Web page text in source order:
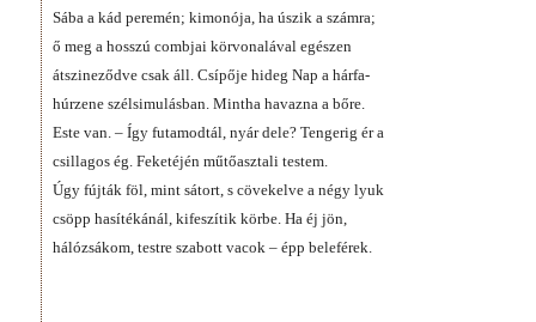
Sába a kád peremén; kimonója, ha úszik a számra;
ő meg a hosszú combjai körvonalával egészen
átszineződve csak áll. Csípője hideg Nap a hárfa-
húrzene szélsimulásban. Mintha havazna a bőre.
Este van. – Így futamodtál, nyár dele? Tengerig ér a
csillagos ég. Feketéjén műtőasztali testem.
Úgy fújták föl, mint sátort, s cövekelve a négy lyuk
csöpp hasítékánál, kifeszítik körbe. Ha éj jön,
hálózsákom, testre szabott vacok – épp beleférek.